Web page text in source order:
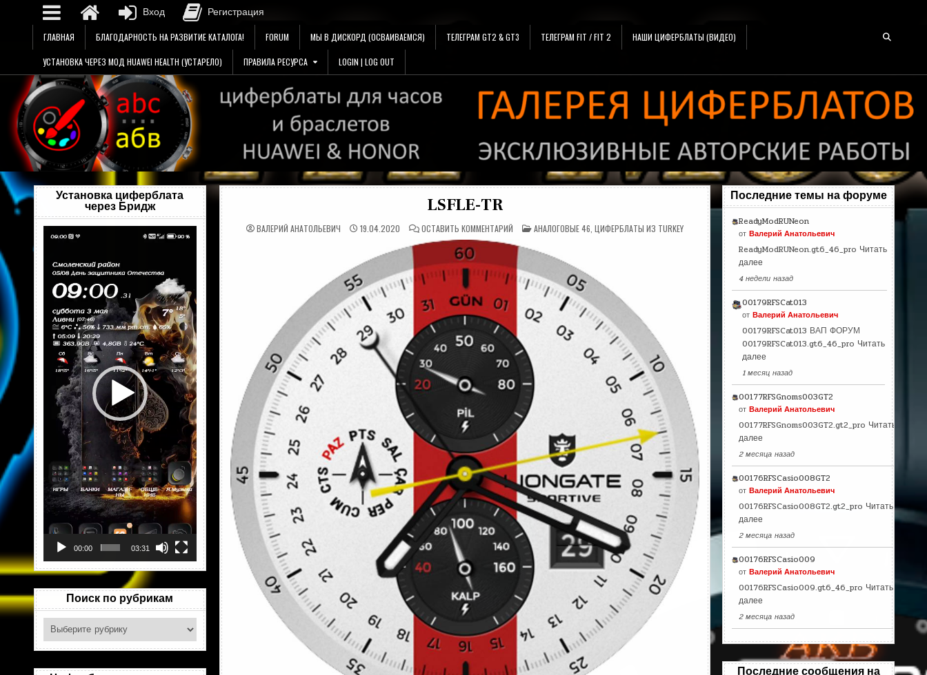
содержимому
ГЛАВНАЯ БЛАГОДАРНОСТЬ НА РАЗВИТИЕ КАТАЛОГА! FORUM МЫ В ДИСКОРД (ОСВАИВАЕМСЯ) ТЕЛЕГРАМ GT2 & GT3 ТЕЛЕГРАМ FIT / FIT 2 НАШИ ЦИФЕРБЛАТЫ (ВИДЕО)
УСТАНОВКА ЧЕРЕЗ МОД HUAWEI HEALTH (УСТАРЕЛО) ПРАВИЛА РЕСУРСА LOGIN | LOG OUT
Установка циферблата
через Бридж
Видеоплеер
00:00 03:31
Поиск по рубрикам
Поиск
рубрикам
LSFLE-TR
ВАЛЕРИЙ АНАТОЛЬЕВИЧ 19.04.2020 ОСТАВИТЬ КОММЕНТАРИЙНА
LSFLE-
TR
ОПУБЛИКОВАНО
В
АНАЛОГОВЫЕ 46 ЦИФЕРБЛАТЫ ИЗ TURKEY
Последние темы на форуме
ReadyModRUNeon
от Валерий Анатольевич
ReadyModRUNeon.gt6_46_pro Читать
далее
4 недели назад
00179RFSCat013
от Валерий Анатольевич
00179RFSCat013 ВАП ФОРУМ
00179RFSCat013.gt6_46_pro Читать
далее
1 месяц назад
00177RFSGnoms003GT2
от Валерий Анатольевич
00177RFSGnoms003GT2.gt2_pro Читать
далее
2 месяца назад
00176RFSCasio008GT2
от Валерий Анатольевич
00176RFSCasio008GT2.gt2_pro Читать
далее
2 месяца назад
00176RFSCasio009
от Валерий Анатольевич
00176RFSCasio009.gt6_46_pro Читать
далее
2 месяца назад
Последние сообщения на
Вход Регистрация